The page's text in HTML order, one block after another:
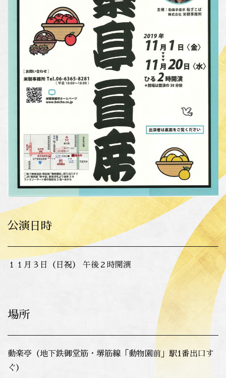
公演日時
１１月３日（日祝） 午後２時開演
場所
動楽亭（地下鉄御堂筋・堺筋線「動物園前」駅1番出口す
ぐ）